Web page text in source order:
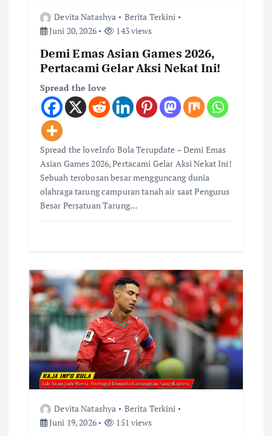
Devita Natashya
Berita Terkini
Juni 20, 2026
143 views
Demi Emas Asian Games 2026,
Pertacami Gelar Aksi Nekat Ini!
Spread the love
Spread the loveInfo Bola Terupdate – Demi Emas
Asian Games 2026, Pertacami Gelar Aksi Nekat Ini!
Sebuah terobosan besar mengguncang dunia
olahraga tarung campuran tanah air saat Pengurus
Besar Persatuan Tarung…
Devita Natashya
Berita Terkini
Juni 19, 2026
151 views